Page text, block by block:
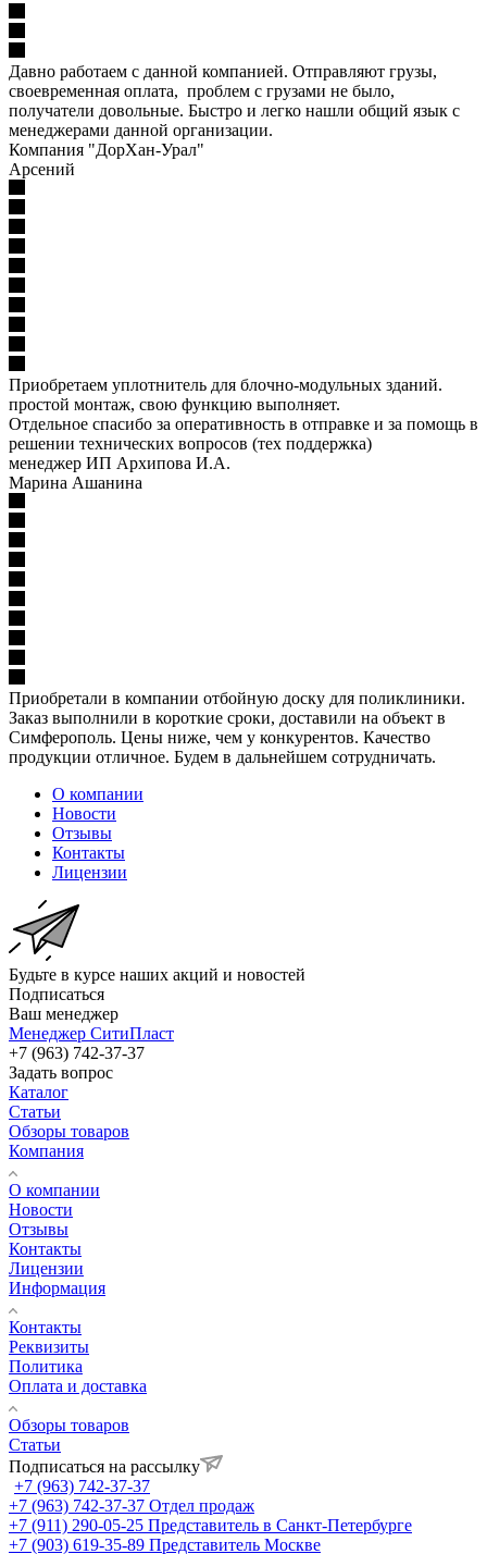
Давно работаем с данной компанией. Отправляют грузы,
своевременная оплата, проблем с грузами не было,
получатели довольные. Быстро и легко нашли общий язык с
менеджерами данной организации.
Компания "ДорХан-Урал"
Арсений
Приобретаем уплотнитель для блочно-модульных зданий.
простой монтаж, свою функцию выполняет.
Отдельное спасибо за оперативность в отправке и за помощь в
решении технических вопросов (тех поддержка)
менеджер ИП Архипова И.А.
Марина Ашанина
Приобретали в компании отбойную доску для поликлиники.
Заказ выполнили в короткие сроки, доставили на объект в
Симферополь. Цены ниже, чем у конкурентов. Качество
продукции отличное. Будем в дальнейшем сотрудничать.
О компании
Новости
Отзывы
Контакты
Лицензии
Будьте в курсе наших акций и новостей
Подписаться
Ваш менеджер
Менеджер СитиПласт
+7 (963) 742-37-37
Задать вопрос
Каталог
Статьи
Обзоры товаров
Компания
О компании
Новости
Отзывы
Контакты
Лицензии
Информация
Контакты
Реквизиты
Политика
Оплата и доставка
Обзоры товаров
Статьи
Подписаться на рассылку
+7 (963) 742-37-37
+7 (963) 742-37-37 Отдел продаж
+7 (911) 290-05-25 Представитель в Санкт-Петербурге
+7 (903) 619-35-89 Представитель Москве